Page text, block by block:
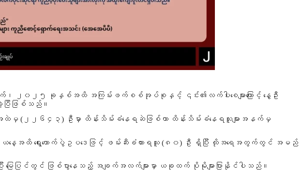
၂၅ ခုနှစ်အထိ အကြမ်းဖက်စစ်အုပ်စုနှင့် ၎င်း၏လက်ပါးစေများကြောင့် နွေဦး
ပြီဖြစ်သည်။
အထဲမှ (၂၂၆၄၃) ဦးမှာ ထိန်းသိမ်းခံနေရဆဲဖြစ်ကာ ထိန်းသိမ်းခံနေရသူများအနက်မှ
ယနေ့အထိ ရွေးကောက်ပွဲဥပဒေဖြင့် ဖမ်းဆီးခံထားရသူ (၈၀) ဦး ရှိပြီး ထိုအရေအတွက်တွင် အမည်
ပြင်တွင် ဖြစ်ပွားနေသည့် အချက်အလက်များမှာ ယခုထက် ပိုမိုများပြားနိုင်ပါသည်။